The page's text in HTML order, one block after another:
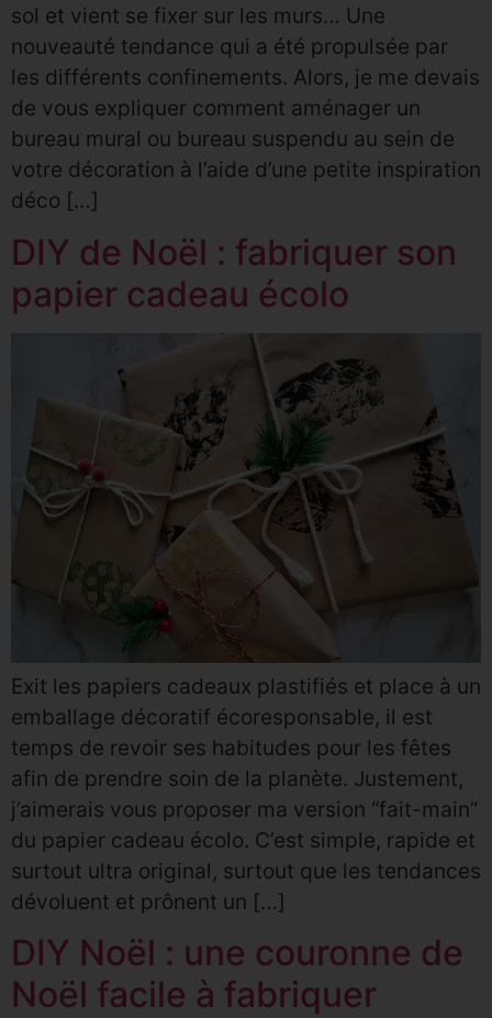
sol et vient se fixer sur les murs… Une
nouveauté tendance qui a été propulsée par
les différents confinements. Alors, je me devais
de vous expliquer comment aménager un
bureau mural ou bureau suspendu au sein de
votre décoration à l’aide d’une petite inspiration
déco […]
DIY de Noël : fabriquer son
papier cadeau écolo
Exit les papiers cadeaux plastifiés et place à un
emballage décoratif écoresponsable, il est
temps de revoir ses habitudes pour les fêtes
afin de prendre soin de la planète. Justement,
j’aimerais vous proposer ma version “fait-main”
du papier cadeau écolo. C’est simple, rapide et
surtout ultra original, surtout que les tendances
dévoluent et prônent un […]
DIY Noël : une couronne de
Noël facile à fabriquer